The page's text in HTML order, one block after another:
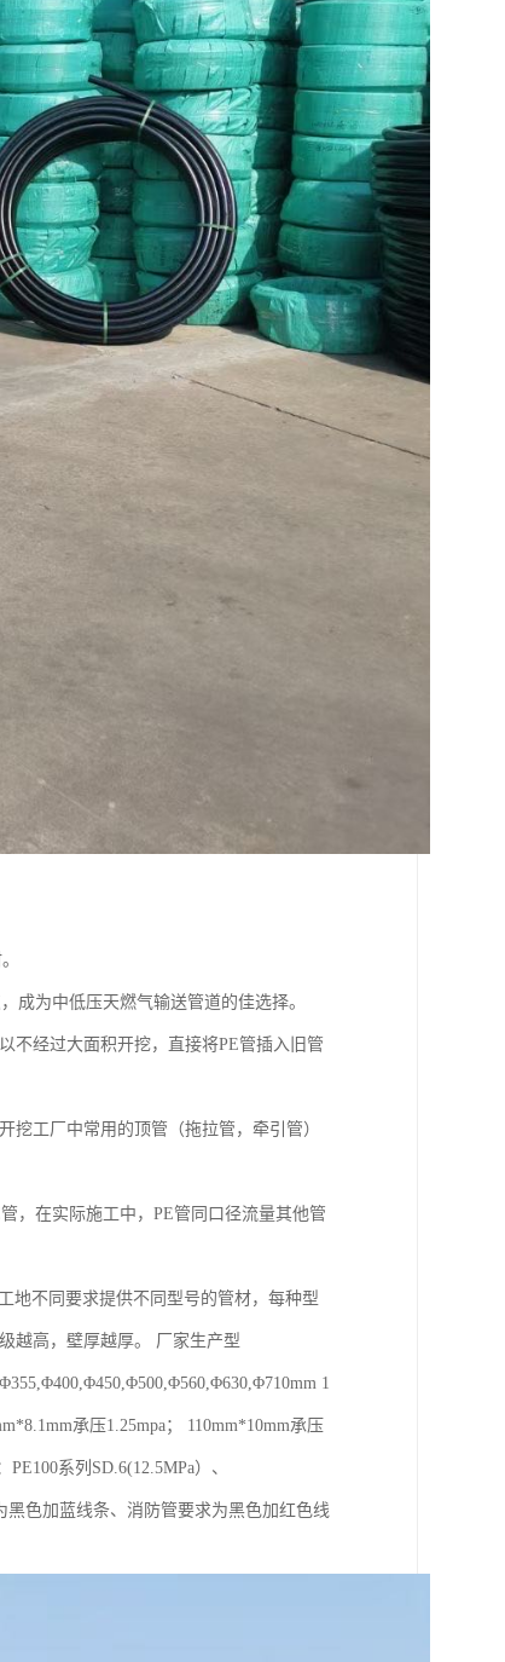
成为中低压天燃气输送管道的佳选择。
不经过大面积开挖，直接将PE管插入旧管
工厂中常用的顶管（拖拉管，牵引管）
，在实际施工中，PE管同口径流量其他管
地不同要求提供不同型号的管材，每种型
越高，壁厚越厚。 厂家生产型
1
承压1.25mpa； 110mm*10mm承压
系列SD.6(12.5MPa）、
黑色加蓝线条、消防管要求为黑色加红色线